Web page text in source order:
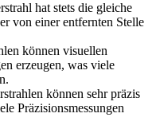
hat​ stets die gleiche
von einer entfernten Stelle
können ⁢visuellen
erzeugen, was viele
können sehr präzis
Präzisionsmessungen⁣